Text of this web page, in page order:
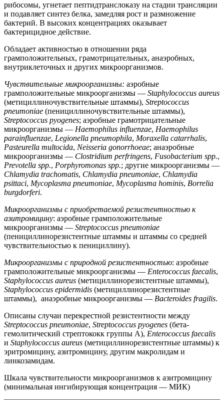
рибосомы, угнетает пептидтранслоказу на стадии трансляции
и подавляет синтез белка, замедляя рост и размножение
бактерий. В высоких концентрациях оказывает
бактерицидное действие.
Обладает активностью в отношении ряда
грамположительных, грамотрицательных, анаэробных,
внутриклеточных и других микроорганизмов.
Чувствительные микроорганизмы: аэробные
грамположительные микроорганизмы — Staphylococcus aureus
(метициллиночувствительные штаммы), Streptococcus
pneumoniae (пенициллиночувствительные штаммы),
Streptococcus pyogenes; аэробные грамотрицательные
микроорганизмы — Haemophilus influenzae, Haemophilus
parainfluenzae, Legionella pneumophila, Moraxella catarrhalis,
Pasteurella multocida, Neisseria gonorrhoeae; анаэробные
микроорганизмы — Clostridium perfringens, Fusobacterium spp.,
Prevotella spp., Porphyromonas spp.; другие микроорганизмы —
Chlamydia trachomatis, Chlamydia pneumoniae, Chlamydia
psittaci, Mycoplasma pneumoniae, Mycoplasma hominis, Borrelia
burgdorferi.
Микроорганизмы с приобретаемой резистентностью к
азитромицину: аэробные грамположительные
микроорганизмы — Streptococcus pneumoniae
(пенициллинорезистентные штаммы и штаммы со средней
чувствительностью к пенициллину).
Микроорганизмы с природной резистентностью: аэробные
грамположительные микроорганизмы — Enterococcus faecalis,
Staphylococcus aureus (метициллинорезистентные штаммы),
Staphylococcus epidermidis (метициллинорезистентные
штаммы), анаэробные микроорганизмы — Bacteroides fragilis.
Описаны случаи перекрестной резистентности между
Streptococcus pneumoniae, Streptococcus pyogenes (бета-
гемолитический стрептококк группы А), Enterococcus faecalis
и Staphylococcus aureus (метициллинорезистентные штаммы) к
эритромицину, азитромицину, другим макролидам и
линкозамидам.
Шкала чувствительности микроорганизмов к азитромицину
(минимальная ингибирующая концентрация — МИК)